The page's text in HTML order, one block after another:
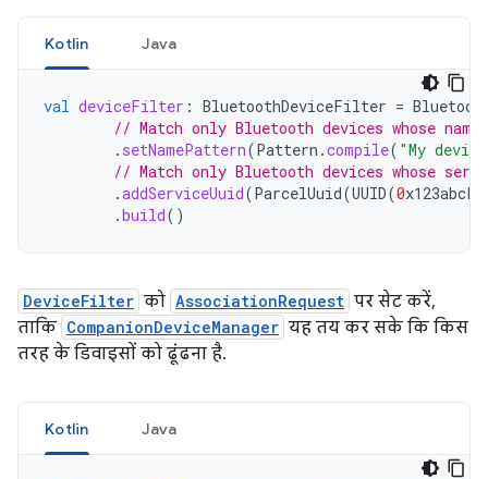
Kotlin Java
val deviceFilter : BluetoothDeviceFilter =
// Match only Bluetooth devices whose
. setNamePattern(Pattern .compile( "My
// Match only Bluetooth devices whose
.addServiceUuid(ParcelUuid(UUID(0x123abcL
.build()
DeviceFilter को AssociationRequest पर सेट करें,
ताकि CompanionDeviceManager यह तय कर सके कि किस
तरह के डिवाइसों को ढूंढना है.
Kotlin Java